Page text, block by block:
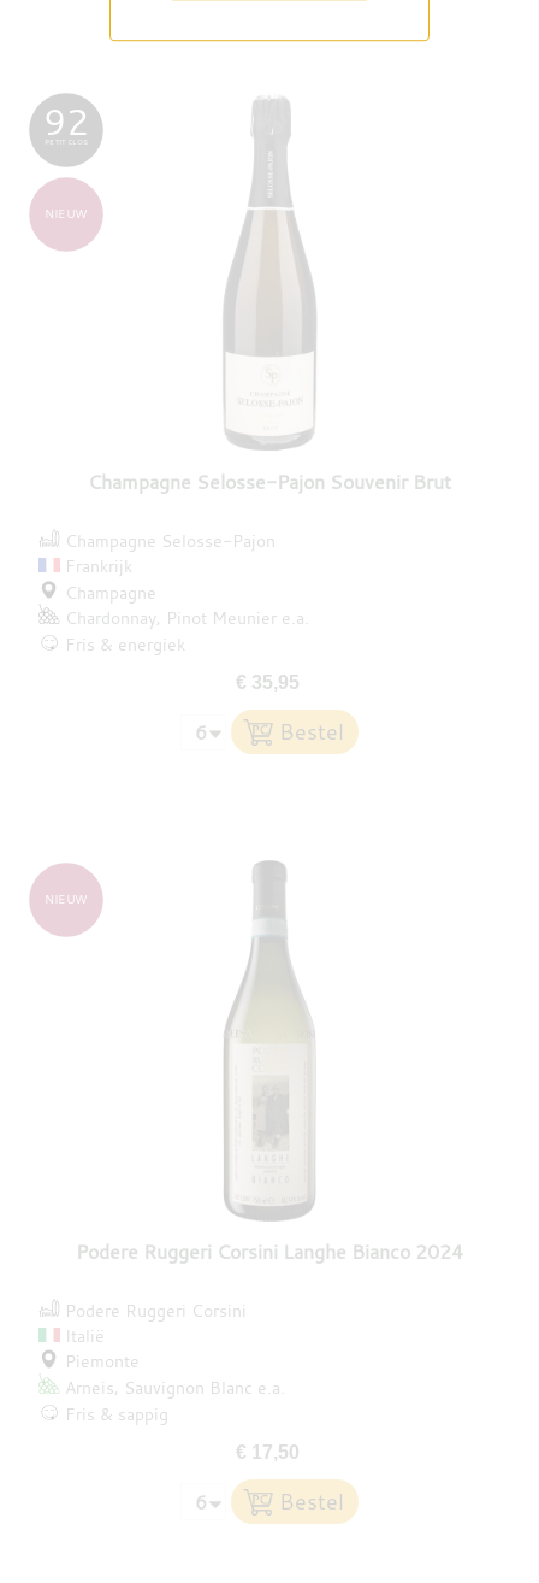
Champagne Selosse-Pajon Souvenir Brut
92
PETIT CLOS
NIEUW
Champagne Selosse-Pajon
Frankrijk
Champagne
Chardonnay Pinot Meunier e.a.
Fris & energiek
€ 35,95
Podere Ruggeri Corsini Langhe Bianco 2024
NIEUW
Podere Ruggeri Corsini
Italië
Piemonte
Arneis Sauvignon Blanc e.a.
Fris & sappig
€ 17,50